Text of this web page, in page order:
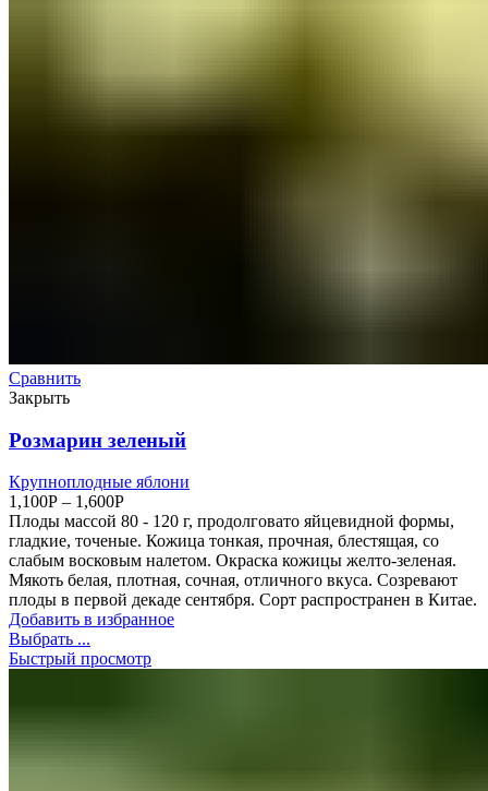
Сравнить
Закрыть
Розмарин зеленый
Крупноплодные яблони
1,100Р – 1,600Р
Плоды массой 80 - 120 г, продолговато яйцевидной формы,
гладкие, точеные. Кожица тонкая, прочная, блестящая, со
слабым восковым налетом. Окраска кожицы желто-зеленая.
Мякоть белая, плотная, сочная, отличного вкуса. Созревают
плоды в первой декаде сентября. Сорт распространен в Китае.
Добавить в избранное
Выбрать ...
Быстрый просмотр